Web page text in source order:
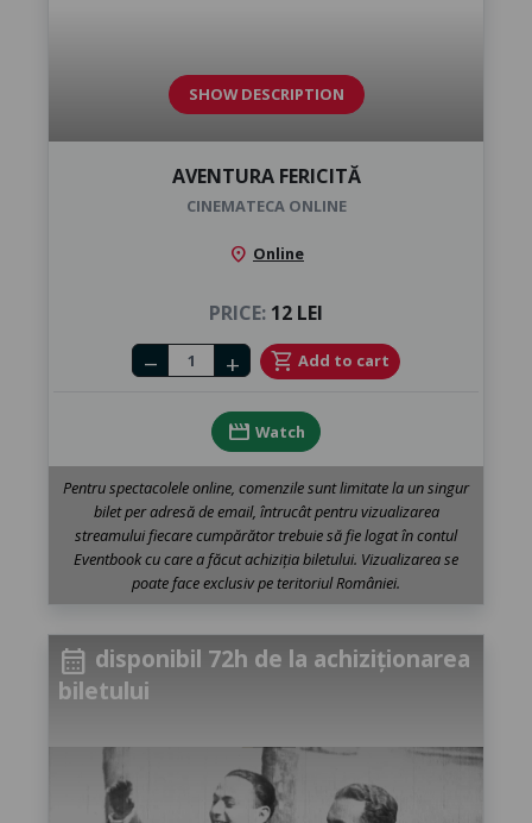
SHOW DESCRIPTION
AVENTURA FERICITĂ
CINEMATECA ONLINE
location_on Online
PRICE: 12 LEI
Number of tickets
remove add shopping_cart Add to cart
movie Watch
Pentru spectacolele online, comenzile sunt limitate la un singur
bilet per adresă de email, întrucât pentru vizualizarea
streamului fiecare cumpărător trebuie să fie logat în contul
Eventbook cu care a făcut achiziția biletului. Vizualizarea se
poate face exclusiv pe teritoriul României.
calendar_month disponibil 72h de la achiziționarea
biletului